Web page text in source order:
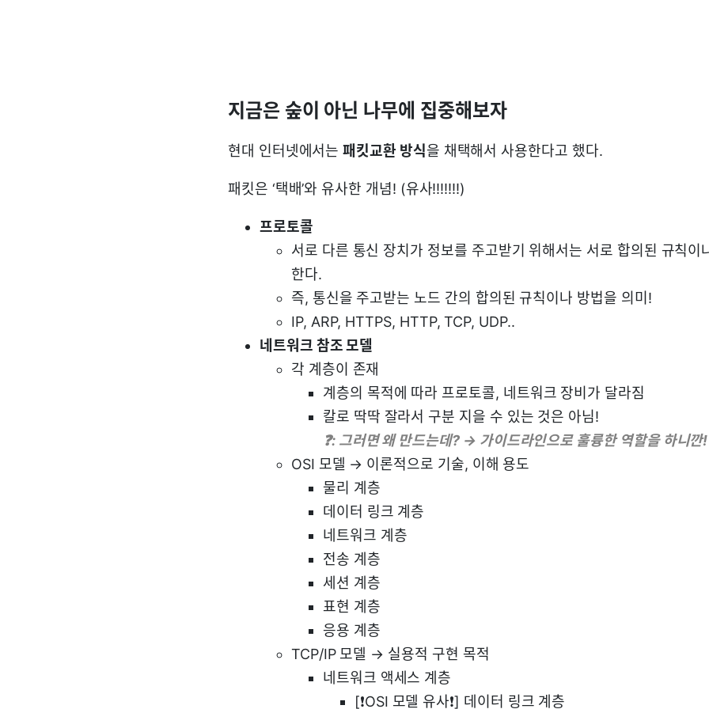
지금은 숲이 아닌 나무에 집중해보자
현대 인터넷에서는패킷교환 방식을 채택해서 사용한다고 했다.
패킷은 ‘택배’와 유사한 개념! (유사!!!!!!!)
프로토콜
서로 다른 통신 장치가 정보를 주고받기 위해서는 서로 합의된 규칙이
한다.
즉, 통신을 주고받는 노드 간의 합의된 규칙이나 방법을 의미!
IP, ARP, HTTPS, HTTP, TCP, UDP..
네트워크 참조 모델
각 계층이 존재
계층의 목적에 따라 프로토콜, 네트워크 장비가 달라짐
칼로 딱딱 잘라서 구분 지을 수 있는 것은 아님!
❓: 그러면 왜 만드는데? → 가이드라인으로 훌륭한 역할을 하니깐!
OSI 모델 → 이론적으로 기술, 이해 용도
물리 계층
데이터 링크 계층
네트워크 계층
전송 계층
세션 계층
표현 계층
응용 계층
TCP/IP 모델 → 실용적 구현 목적
네트워크 액세스 계층
[❗️OSI 모델 유사❗️] 데이터 링크 계층